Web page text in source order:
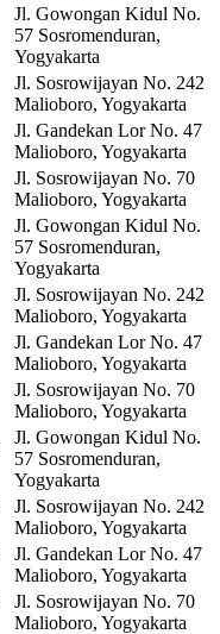
Jl. Gowongan Kidul No.
57 Sosromenduran,
Yogyakarta
Jl. Sosrowijayan No. 242
Malioboro, Yogyakarta
Jl. Gandekan Lor No. 47
Malioboro, Yogyakarta
Jl. Sosrowijayan No. 70
Malioboro, Yogyakarta
Jl. Gowongan Kidul No.
57 Sosromenduran,
Yogyakarta
Jl. Sosrowijayan No. 242
Malioboro, Yogyakarta
Jl. Gandekan Lor No. 47
Malioboro, Yogyakarta
Jl. Sosrowijayan No. 70
Malioboro, Yogyakarta
Jl. Gowongan Kidul No.
57 Sosromenduran,
Yogyakarta
Jl. Sosrowijayan No. 242
Malioboro, Yogyakarta
Jl. Gandekan Lor No. 47
Malioboro, Yogyakarta
Jl. Sosrowijayan No. 70
Malioboro, Yogyakarta